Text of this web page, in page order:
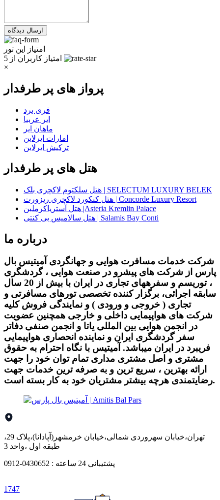
امتیاز این تور
امتیاز کاربران از 5
×
پرواز های پر طرفدار
فری برد
ایر عربیا
ماهان ایر
امارات ایرلاین
ترکیش ایرلاین
هتل های پر طرفدار
هتل سلکتوم لاکچری بلک | SELECTUM LUXURY BELEK
هتل کنکورد لاکچری ریزورت | Concorde Luxury Resort
هتل آستریاکرملین |Asteria Kremlin Palace
هتل سالامیس بی کنتی | Salamis Bay Conti
درباره ما
شرکت خدمات مسافرت هوایی و جهانگردی آمیتیس بال
پارس از شرکت های پیشرو در صنعت هوایی ، گردشگری
، توریسم و سفرههای تجاری در ایران با بیش از 20 سال
سابقه اجرائی، برگزار کننده تخصصی تورهای مسافرتی و
تجاری ( خروجی و ورودی ) و نمایندگی فروش کلیه
شرکت های هواپیمایی داخلی و خارجی همچنین عضویت
در انجمن هوایی بین المللی یاتا و انجمن صنفی دفاتر
سفر گردشگری ایران و نماینده انحصاری هواپیمایی
فریبرد در ایران میباشد. آمیتیس با نگاه احترام به حقوق
مشتری و اصل مشتری مداری تمام توان خود را جهت
ارائه بهترین ، سریع ترین و به صرفه ترین خدمات جهت
رضایتمندی هرچه بیشتر مشتریان خود به کار بسته است.
تهران،خیابان سهروردی شمالی،خیابان خرمشهر(آپادانا)،پلاک 29،
طبقه اول ،واحد 3
پشتیبانی 24 ساعته : 0430652-0912
1747